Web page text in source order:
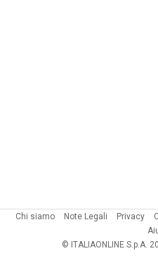
Chi siamo Note Legali Privacy
© ITALIAONLINE S.p.A.